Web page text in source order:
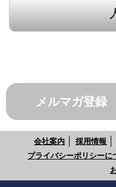
メルマガ登録
会社案内 採用情報
プライバシーポリシーに